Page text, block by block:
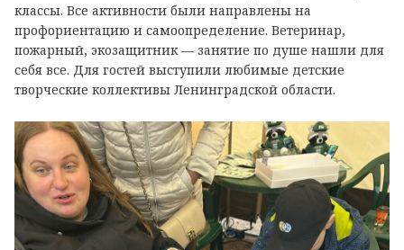
классы. Все активности были направлены на
профориентацию и самоопределение. Ветеринар,
пожарный, экозащитник — занятие по душе нашли для
себя все. Для гостей выступили любимые детские
творческие коллективы Ленинградской области.